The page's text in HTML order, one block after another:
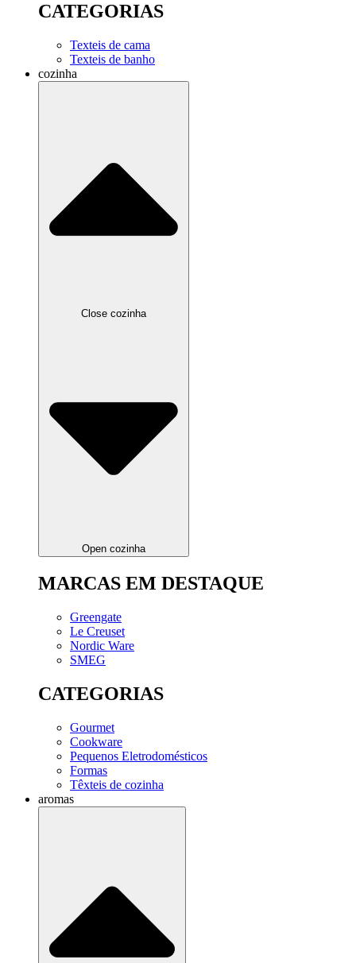
CATEGORIAS
Texteis de cama
Texteis de banho
cozinha
Close cozinha
Open cozinha
MARCAS EM DESTAQUE
Greengate
Le Creuset
Nordic Ware
SMEG
CATEGORIAS
Gourmet
Cookware
Pequenos Eletrodomésticos
Formas
Têxteis de cozinha
aromas